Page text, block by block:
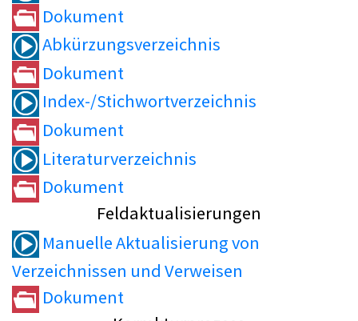
Dokument
Abkürzungsverzeichnis
Dokument
Index-/Stichwortverzeichnis
Dokument
Literaturverzeichnis
Dokument
Feldaktualisierungen
Manuelle Aktualisierung von
Verzeichnissen und Verweisen
Dokument